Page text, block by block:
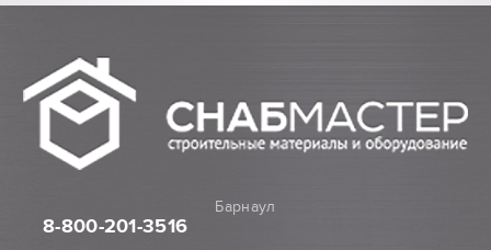
Барнаул
8-800-201-3516